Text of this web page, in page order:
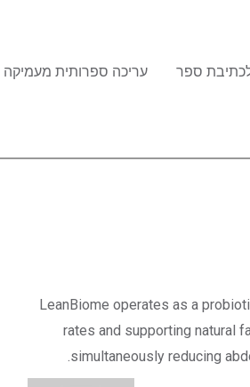
לכתיבת ספר עריכה ספרותית מעמיקה
LeanBiome operates as a
rates and supporting natural
simultaneously reducing